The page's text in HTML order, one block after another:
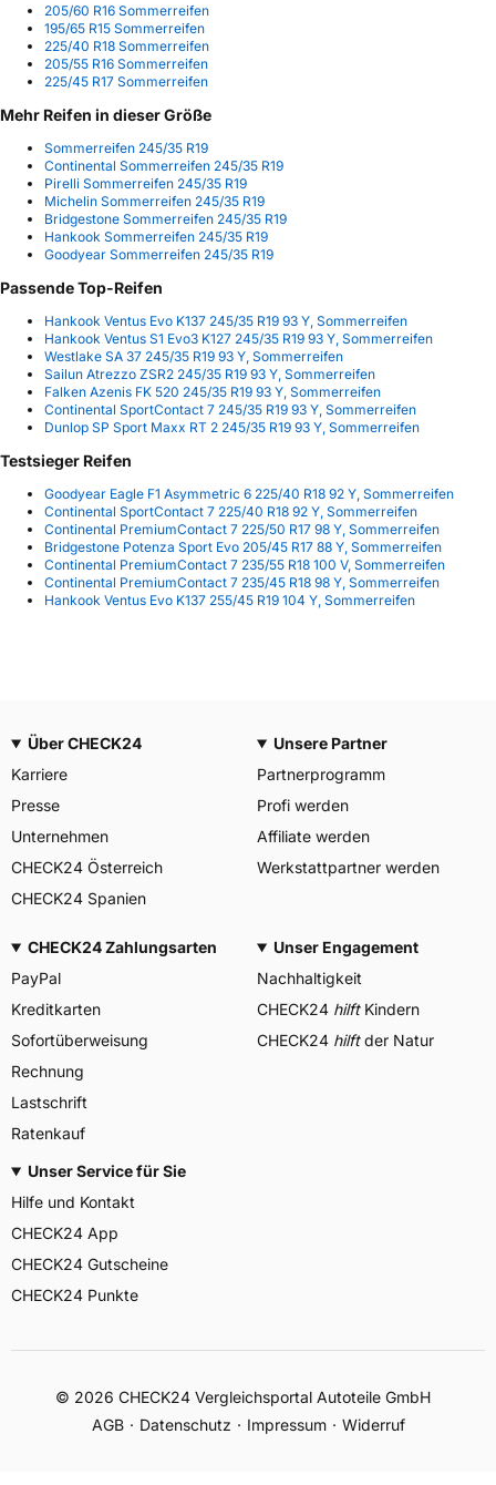
205/60 R16 Sommerreifen
195/65 R15 Sommerreifen
225/40 R18 Sommerreifen
205/55 R16 Sommerreifen
225/45 R17 Sommerreifen
Mehr Reifen in dieser Größe
Sommerreifen 245/35 R19
Continental Sommerreifen 245/35 R19
Pirelli Sommerreifen 245/35 R19
Michelin Sommerreifen 245/35 R19
Bridgestone Sommerreifen 245/35 R19
Hankook Sommerreifen 245/35 R19
Goodyear Sommerreifen 245/35 R19
Passende Top-Reifen
Hankook Ventus Evo K137 245/35 R19 93 Y, Sommerreifen
Hankook Ventus S1 Evo3 K127 245/35 R19 93 Y, Sommerreifen
Westlake SA 37 245/35 R19 93 Y, Sommerreifen
Sailun Atrezzo ZSR2 245/35 R19 93 Y, Sommerreifen
Falken Azenis FK 520 245/35 R19 93 Y, Sommerreifen
Continental SportContact 7 245/35 R19 93 Y, Sommerreifen
Dunlop SP Sport Maxx RT 2 245/35 R19 93 Y, Sommerreifen
Testsieger Reifen
Goodyear Eagle F1 Asymmetric 6 225/40 R18 92 Y, Sommerreifen
Continental SportContact 7 225/40 R18 92 Y, Sommerreifen
Continental PremiumContact 7 225/50 R17 98 Y, Sommerreifen
Bridgestone Potenza Sport Evo 205/45 R17 88 Y, Sommerreifen
Continental PremiumContact 7 235/55 R18 100 V, Sommerreifen
Continental PremiumContact 7 235/45 R18 98 Y, Sommerreifen
Hankook Ventus Evo K137 255/45 R19 104 Y, Sommerreifen
Über CHECK24
Karriere
Presse
Unternehmen
CHECK24 Österreich
CHECK24 Spanien
Unsere Partner
Partnerprogramm
Profi werden
Affiliate werden
Werkstattpartner werden
CHECK24 Zahlungsarten
PayPal
Kreditkarten
Sofortüberweisung
Rechnung
Lastschrift
Ratenkauf
Unser Engagement
Nachhaltigkeit
CHECK24 hilftKindern
CHECK24 hilftder Natur
Unser Service für Sie
Hilfe und Kontakt
CHECK24 App
CHECK24 Gutscheine
CHECK24 Punkte
© 2026 CHECK24 Vergleichsportal Autoteile GmbH
AGB
Datenschutz Impressum Widerruf